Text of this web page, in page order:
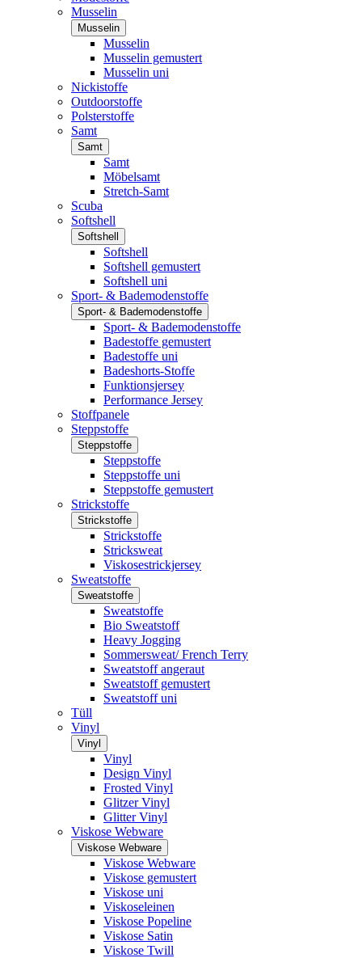
Musselin
Musselin
Musselin
Musselin gemustert
Musselin uni
Nickistoffe
Outdoorstoffe
Polsterstoffe
Samt
Samt
Samt
Möbelsamt
Stretch-Samt
Scuba
Softshell
Softshell
Softshell
Softshell gemustert
Softshell uni
Sport- & Bademodenstoffe
Sport- & Bademodenstoffe
Sport- & Bademodenstoffe
Badestoffe gemustert
Badestoffe uni
Badeshorts-Stoffe
Funktionsjersey
Performance Jersey
Stoffpanele
Steppstoffe
Steppstoffe
Steppstoffe
Steppstoffe uni
Steppstoffe gemustert
Strickstoffe
Strickstoffe
Strickstoffe
Stricksweat
Viskosestrickjersey
Sweatstoffe
Sweatstoffe
Sweatstoffe
Bio Sweatstoff
Heavy Jogging
Sommersweat/ French Terry
Sweatstoff angeraut
Sweatstoff gemustert
Sweatstoff uni
Tüll
Vinyl
Vinyl
Vinyl
Design Vinyl
Frosted Vinyl
Glitzer Vinyl
Glitter Vinyl
Viskose Webware
Viskose Webware
Viskose Webware
Viskose gemustert
Viskose uni
Viskoseleinen
Viskose Popeline
Viskose Satin
Viskose Twill